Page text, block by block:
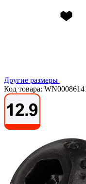
Другие размеры
Код товара: